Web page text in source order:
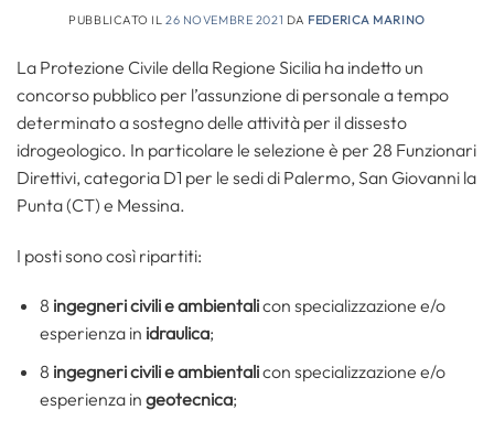
PUBBLICATO IL26 NOVEMBRE 2021 DA FEDERICA MARINO
La Protezione Civile della Regione Sicilia ha indetto un
concorso pubblico per l’assunzione di personale a tempo
determinato a sostegno delle attività per il dissesto
idrogeologico. In particolare le selezione è per 28 Funzionari
Direttivi, categoria D1 per le sedi di Palermo, San Giovanni la
Punta (CT) e Messina.
I posti sono così ripartiti:
8 ingegneri civili e ambientalicon specializzazione e/o
esperienza in idraulica;
8 ingegneri civili e ambientalicon specializzazione e/o
esperienza in geotecnica;